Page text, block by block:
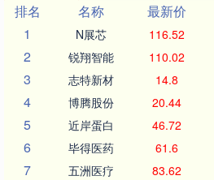
排名
名称 最新价
1
N展芯 116.52
2 锐翔智能 110.02
3 志特新材 14.8
4 博腾股份 20.44
5 近岸蛋白 46.72
6 毕得医药 61.6
7 五洲医疗 83.62